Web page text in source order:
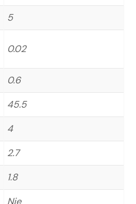
5
0.02
0.6
45.5
4
2.7
1.8
Nie